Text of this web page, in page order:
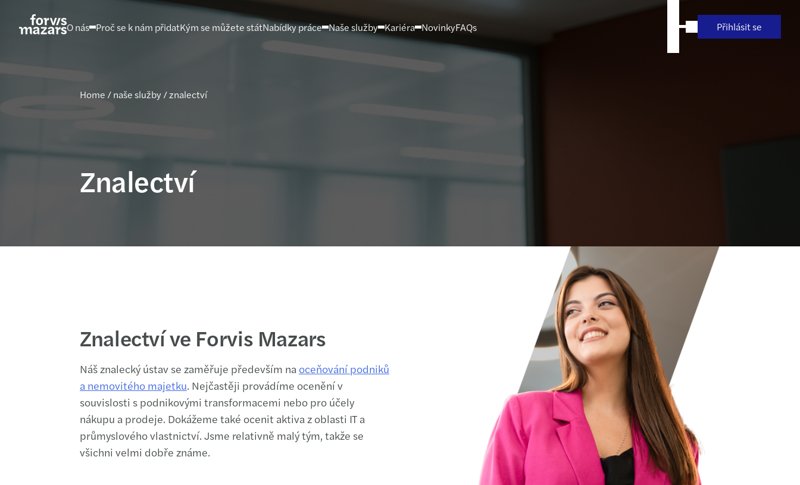
O nás Proč se k nám přidatKým se můžete státNabídky práce Naše služby Kariéra NovinkyFAQs Přihlásit se
Home /naše služby/znalectví
Znalectví
Znalectví ve Forvis Mazars
Náš znalecký ústav se zaměřuje především na oceňování podniků
a nemovitého majetku. Nejčastěji provádíme ocenění v
souvislosti s podnikovými transformacemi nebo pro účely
nákupu a prodeje. Dokážeme také ocenit aktiva z oblasti IT a
průmyslového vlastnictví. Jsme relativně malý tým, takže se
všichni velmi dobře známe.